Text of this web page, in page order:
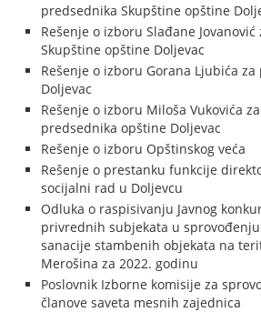
predsednika Skupštine opštine
Rešenje o izboru Slađane Jovanović
Skupštine opštine Doljevac
Rešenje o izboru Gorana Ljubića
Doljevac
Rešenje o izboru Miloša Vukovića
predsednika opštine Doljevac
Rešenje o izboru Opštinskog veća
Rešenje o prestanku funkcije
socijalni rad u Doljevcu
Odluka o raspisivanju Javnog
privrednih subjekata u
sanacije stambenih objekata na
Merošina za 2022. godinu
Poslovnik Izborne komisije za
članove saveta mesnih zajednica